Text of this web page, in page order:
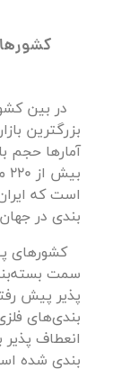
در بین
بزرگترین
آمارها حجم
است که
بندی در جهان
کشورهای
سمت
پذیر پیش
بندی‌های
انعطاف پذیر
بندی شده